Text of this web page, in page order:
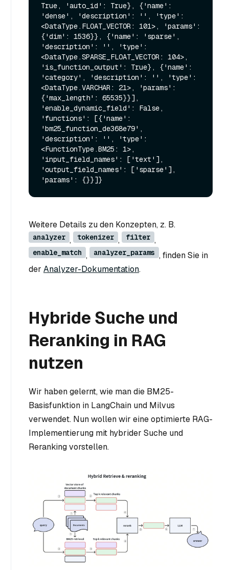
True, 'auto_id': True}, {'name':
'dense', 'description': '', 'type':
<DataType.FLOAT_VECTOR: 101>, 'params':
{'dim': 1536}}, {'name': 'sparse',
'description': '', 'type':
<DataType.SPARSE_FLOAT_VECTOR: 104>,
'is_function_output': True}, {'name':
'category', 'description': '', 'type':
<DataType.VARCHAR: 21>, 'params':
{'max_length': 65535}}],
'enable_dynamic_field': False,
'functions': [{'name':
'bm25_function_de368e79',
'description': '', 'type':
<FunctionType.BM25: 1>,
'input_field_names': ['text'],
'output_field_names': ['sparse'],
Weitere Details zu den Konzepten, z. B.
analyzer , tokenizer , filter ,
enable_match , analyzer_params , finden Sie in
der Analyzer-Dokumentation.
Hybride Suche und
Reranking in RAG
nutzen
Wir haben gelernt, wie man die BM25-
Basisfunktion in LangChain und Milvus
verwendet. Nun wollen wir eine optimierte RAG-
Implementierung mit hybrider Suche und
Reranking vorstellen.